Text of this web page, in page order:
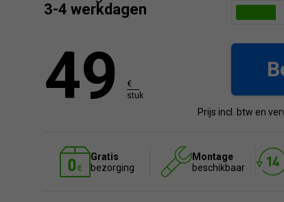
3-4 werkdagen
49
€
stuk
Prijs incl. btw en
Gratis
bezorging
Montage
beschikbaar